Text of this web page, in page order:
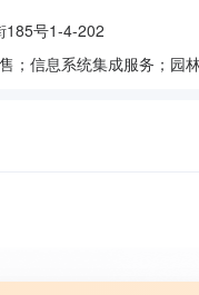
185号1-4-202